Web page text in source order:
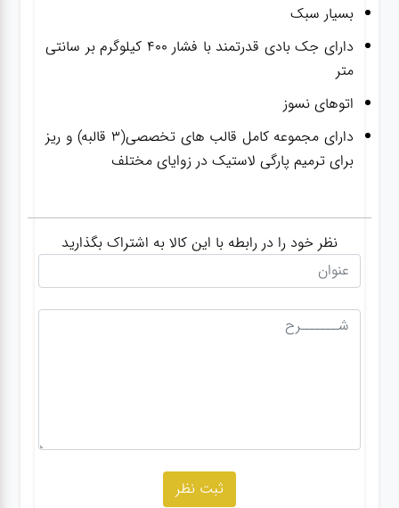
بسیار سبک
دارای جک بادی قدرتمند با فشار 400 کیلوگرم بر سانتی
متر
اتوهای نسوز
دارای مجموعه کامل قالب های تخصصی(3 قالبه) و ریز
برای ترمیم پارگی لاستیک در زوایای مختلف
نظر خود را در رابطه با این کالا به اشتراک بگذارید